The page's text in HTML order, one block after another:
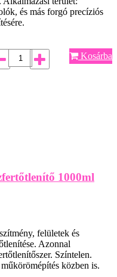
és más forgó precíziós
Kosárba
1000ml
felületek és
Azonnal
Színtelen.
közben is.